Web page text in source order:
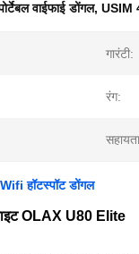
वाईफाई डोंगल, USIM
गारंटी:
रंग:
हॉटस्पॉट डोंगल
OLAX U80 Elite